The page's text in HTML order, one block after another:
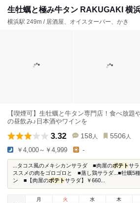
生牡蠣と極み牛タン RAKUGAKI 横
横浜駅 249m / 居酒屋、オイスターバー、かき
【喫煙可】生牡蠣と牛タン専門店！食べ放
の昼飲み♪日本酒やワインを
3.32 158 人 5506 人
￥4,000～￥4,999 -
...タコス風のメキシカンサラダ ■肉屋のポテトサ
ススメの肉をゴロゴロと ■蒸し鶏サラダ...■牡蠣5
ン ■【肉屋のポテトサラダ】￥660...
月
火 水 木